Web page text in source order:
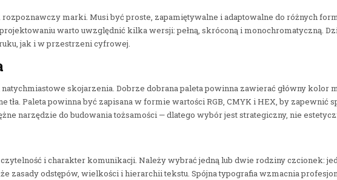
rozpoznawczy marki. Musi być proste, zapamiętywalne i adaptowalne do różnych
warto uwzględnić kilka wersji: pełną, skróconą i monochromatyczną.
jak i w przestrzeni cyfrowej.
natychmiastowe skojarzenia. Dobrze dobrana paleta powinna zawierać główny kolor
tła. Paleta powinna być zapisana w formie wartości RGB, CMYK i HEX, by zapewnić
narzędzie do budowania tożsamości — dlatego wybór jest strategiczny, nie
i charakter komunikacji. Należy wybrać jedną lub dwie rodziny czcionek:
zasady odstępów, wielkości i hierarchii tekstu. Spójna typografia wzmacnia